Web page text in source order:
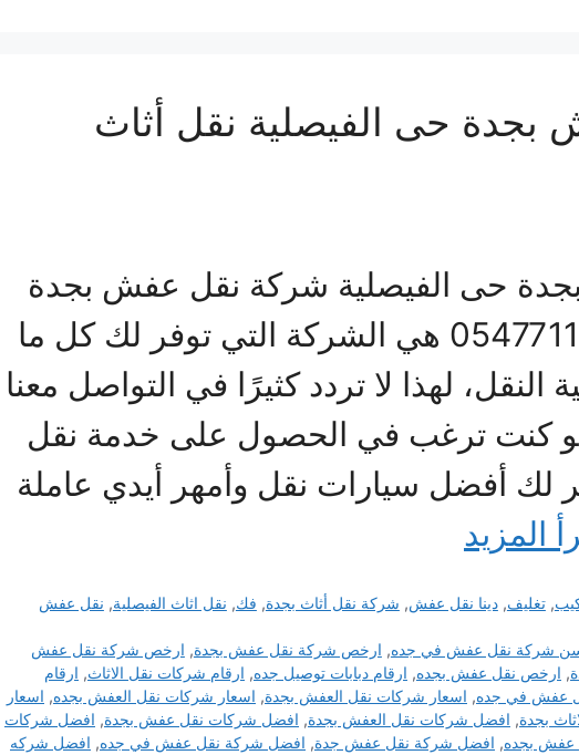
حى الفيصلية نقل أثاث
حى الفيصلية شركة نقل عفش بجدة
حى الفيصلية 0547711225 هي الشركة التي توفر لك كل ما
النقل، لهذا لا تردد كثيرًا في التواصل معنا
كنت ترغب في الحصول على خدمة نقل
لك أفضل سيارات نقل وأمهر أيدي عاملة
المزيد
,تغليف,دينا نقل عفش, شركة نقل أثاث بجدة, فك, نقل اثاث الفيصلية, نقل عفش
شركة نقل عفش في جده, ارخص شركة نقل عفش بجدة, ارخص شركة نقل عفش
, ارخص نقل عفش بجده, ارقام دبابات توصيل جده, ارقام شركات نقل الاثاث, ارقام
عفش في جده, اسعار شركات نقل العفش بجدة, اسعار شركات نقل العفش بجده, اسعار
بجدة, افضل شركات نقل العفش بجدة, افضل شركات نقل عفش بجدة, افضل شركات
عفش بجده, افضل شركة نقل عفش جدة, افضل شركة نقل عفش في جده, افضل شركه